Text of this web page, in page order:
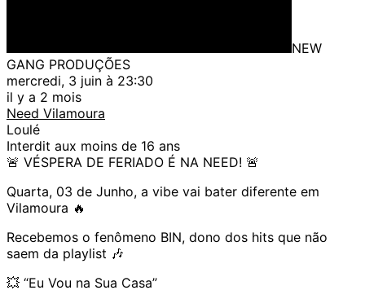
NEW
GANG PRODUÇÕES
mercredi, 3 juin à 23:30
il y a 2 mois
Need Vilamoura
Loulé
Interdit aux moins de 16 ans
🚨 VÉSPERA DE FERIADO É NA NEED! 🚨
Quarta, 03 de Junho, a vibe vai bater diferente em
Vilamoura 🔥
Recebemos o fenômeno BIN, dono dos hits que não
saem da playlist 🎶
💥 “Eu Vou na Sua Casa”